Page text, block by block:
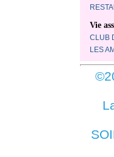
Vie
CLUB
LES